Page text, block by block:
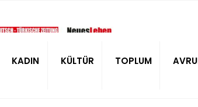
KADIN KÜLTÜR TOPLUM